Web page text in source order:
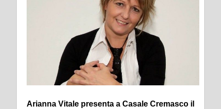
Arianna Vitale presenta a Casale Cremasco il